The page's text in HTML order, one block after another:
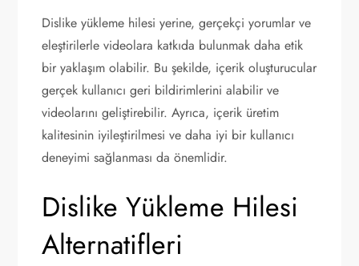
Dislike yükleme hilesi yerine, gerçekçi yorumlar ve
eleştirilerle videolara katkıda bulunmak daha etik
bir yaklaşım olabilir. Bu şekilde, içerik oluşturucular
gerçek kullanıcı geri bildirimlerini alabilir ve
videolarını geliştirebilir. Ayrıca, içerik üretim
kalitesinin iyileştirilmesi ve daha iyi bir kullanıcı
deneyimi sağlanması da önemlidir.
Dislike Yükleme Hilesi
Alternatifleri